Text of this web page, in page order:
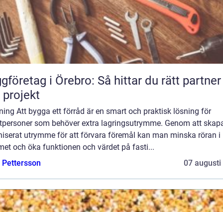
i Örebro: Så hittar du rätt
Att bygga ett förråd är en smart och praktisk lösning för
som behöver extra lagringsutrymme. Genom att
utrymme för att förvara föremål kan man minska röran i
och öka funktionen och värdet på fasti...
07 augusti